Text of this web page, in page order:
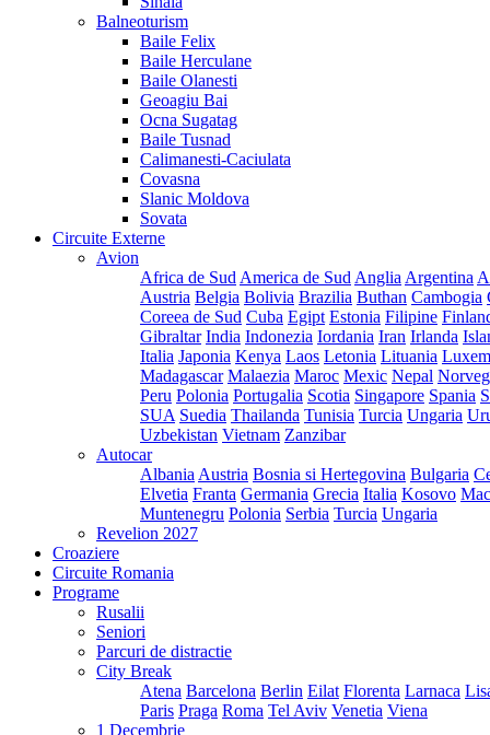
Balneoturism
Baile Felix
Baile Herculane
Baile Olanesti
Geoagiu Bai
Ocna Sugatag
Baile Tusnad
Calimanesti-Caciulata
Covasna
Slanic Moldova
Sovata
Circuite Externe
Avion
Africa de Sud America de Sud Anglia Argentina
Austria Belgia Bolivia Brazilia Buthan Cambogia
Coreea de Sud Cuba Egipt Estonia Filipine
Gibraltar India Indonezia Iordania Iran Irlanda
Italia Japonia Kenya Laos Letonia Lituania
Madagascar Malaezia Maroc Mexic Nepal
Peru Polonia Portugalia Scotia Singapore Spania
SUA Suedia Thailanda Tunisia Turcia Ungaria
Uzbekistan Vietnam Zanzibar
Autocar
Albania Austria Bosnia si Hertegovina Bulgaria
Elvetia Franta Germania Grecia Italia Kosovo
Muntenegru Polonia Serbia Turcia Ungaria
Revelion 2027
Croaziere
Circuite Romania
Programe
Rusalii
Seniori
Parcuri de distractie
City Break
Atena Barcelona Berlin Eilat Florenta Larnaca
Paris Praga Roma Tel Aviv Venetia Viena
1 Decembrie